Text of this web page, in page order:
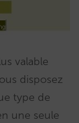
valable
disposez
type de
une seule